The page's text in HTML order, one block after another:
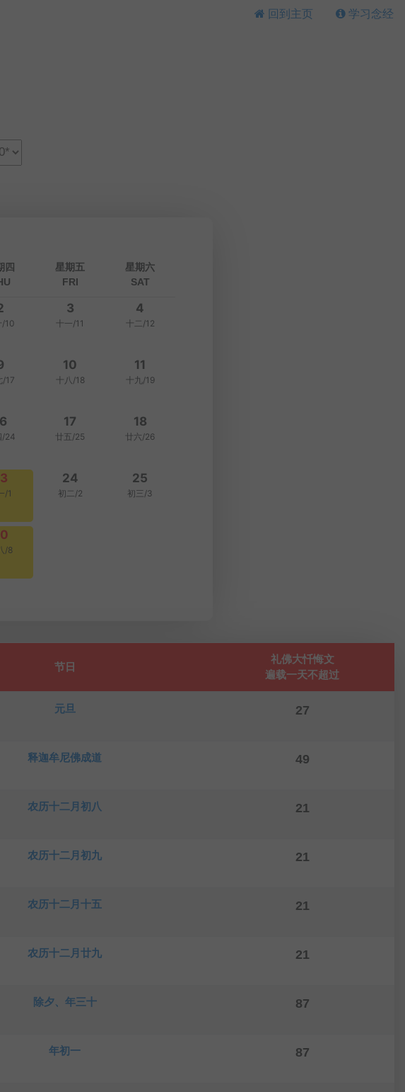
回到主页 学习念经
四
星期五
FRI
星期六
SAT
/10
3
十一/11
4
十二/12
/17
10
十八/18
11
十九/19
/24
17
廿五/25
18
廿六/26
/1
24
初二/2
25
初三/3
/8
节日
礼佛大忏悔文
遍载一天不超过
元旦 27
释迦牟尼佛成道 49
农历十二月初八 21
农历十二月初九 21
农历十二月十五 21
农历十二月廿九 21
除夕、年三十 87
年初一 87